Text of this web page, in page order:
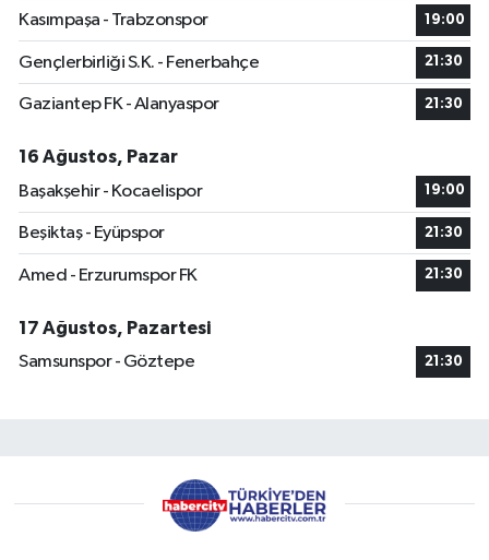
Kasımpaşa - Trabzonspor 19:00
Gençlerbirliği S.K. - Fenerbahçe 21:30
Gaziantep FK - Alanyaspor 21:30
16 Ağustos, Pazar
Başakşehir - Kocaelispor
19:00
Beşiktaş - Eyüpspor 21:30
Amed - Erzurumspor FK 21:30
17 Ağustos, Pazartesi
Samsunspor - Göztepe
21:30